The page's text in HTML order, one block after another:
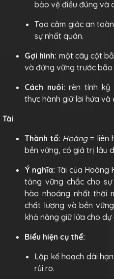
bảo vệ điều đúng và
Tạo cảm giác an
sự nhất quán.
Gợi hình: một cây cột
và đứng vững trước bão
Cách nuôi: rèn tính kỷ
thực hành giữ lời hứa và
Tài
Thành tố: Hoàng= liên
bền vững, có giá trị lâu
Ý nghĩa: Tài của Hoàng
tảng vững chắc cho
hào nhoáng nhất thời
chất lượng và bền
khả năng giữ lửa cho dự
Biểu hiện cụ thể:
Lập kế hoạch dài
rủi ro.